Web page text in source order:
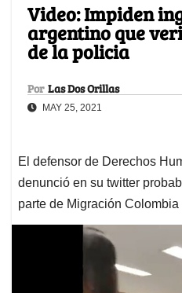
Video: Impiden
argentino que
de la policia
Por Las Dos Orillas
MAY 25, 2021
El defensor de Derechos
denunció en su twitter
parte de Migración Colombia